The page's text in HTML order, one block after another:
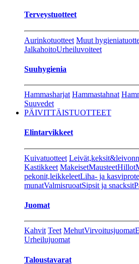
Terveystuotteet
Aurinkotuotteet Muut
JalkahoitoUrheiluvoiteet
Suuhygienia
Hammasharjat Hammastahnat
Suuvedet
PÄIVITTÄISTUOTTEET
Elintarvikkeet
Kuivatuotteet
Kastikkeet MakeisetMausteetHillot
pekonit,leikkeleetLiha- ja
munatValmisruoatSipsit ja snacksit
Juomat
Kahvit Teet MehutVirvoitusjuomat
Urheilujuomat
Taloustavarat